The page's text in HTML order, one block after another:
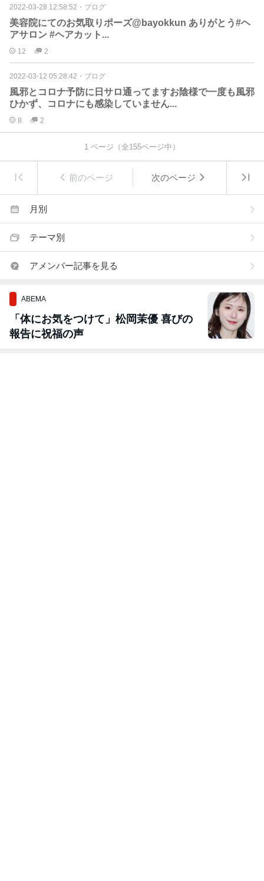
2022-03-28 12:58:52 ・ ブログ
美容院にてのお気取りポーズ@bayokkun ありがとう#ヘ
アサロン #ヘアカット...
12 2
2022-03-12 05:28:42 ・ ブログ
風邪とコロナ予防に日サロ通ってますお陰様で一度も風邪
ひかず、コロナにも感染していません...
8 2
1 ページ（全155ページ中）
前のページ 次のページ
月別
テーマ別
アメンバー記事を見る
ABEMA
「体にお気をつけて」松岡茉優 喜びの
報告に祝福の声